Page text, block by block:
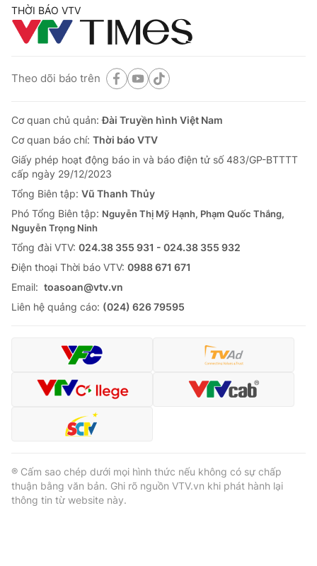
THỜI BÁO VTV
Theo dõi báo trên
Cơ quan chủ quản:Đài Truyền hình Việt Nam
Cơ quan báo chí: Thời báo VTV
Giấy phép hoạt động báo in và báo điện tử số 483/GP-BTTTT
cấp ngày 29/12/2023
Tổng Biên tập: Vũ Thanh Thủy
Phó Tổng Biên tập: Nguyễn Thị Mỹ Hạnh, Phạm Quốc Thắng,
Nguyễn Trọng Ninh
Tổng đài VTV: 024.38 355 931 - 024.38 355 932
Ðiện thoại Thời báo VTV: 0988 671 671
Email: toasoan@vtv.vn
Liên hệ quảng cáo: (024) 626 79595
® Cấm sao chép dưới mọi hình thức nếu không có sự chấp
thuận bằng văn bản. Ghi rõ nguồn VTV.vn khi phát hành lại
thông tin từ website này.